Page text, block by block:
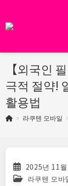
content
【외국인
극적 절약!
활용법
> 라쿠텐 모바일
Post
published:
2025년 11
Post라쿠텐 모바